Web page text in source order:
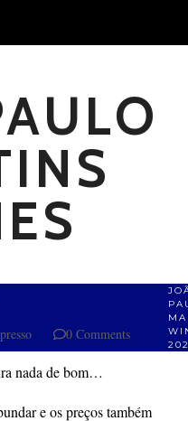
0 Comments
nada de bom…
e os preços também